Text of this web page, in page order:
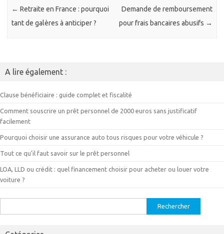
← Retraite en France : pourquoi
tant de galères à anticiper ?
Demande de remboursement
pour frais bancaires abusifs →
A lire également :
Clause bénéficiaire : guide complet et fiscalité
Comment souscrire un prêt personnel de 2000 euros sans justificatif
facilement
Pourquoi choisir une assurance auto tous risques pour votre véhicule ?
Tout ce qu’il faut savoir sur le prêt personnel
LOA, LLD ou crédit : quel financement choisir pour acheter ou louer votre
voiture ?